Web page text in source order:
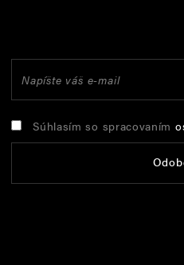
Súhlasím so spracovaním